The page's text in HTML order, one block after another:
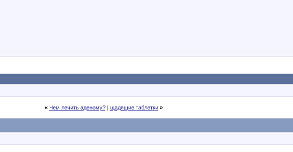
« Чем лечить аденому?| щадящие таблетки »